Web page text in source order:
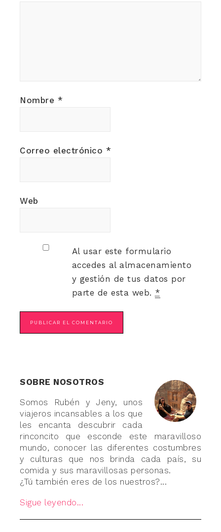
Nombre *
Correo electrónico *
Web
Al usar este formulario
accedes al almacenamiento
y gestión de tus datos por
parte de esta web. *
SOBRE NOSOTROS
Somos Rubén y Jeny, unos
viajeros incansables a los que
les encanta descubrir cada
rinconcito que esconde este maravilloso
mundo, conocer las diferentes costumbres
y culturas que nos brinda cada país, su
comida y sus maravillosas personas.
¿Tú también eres de los nuestros?...
Sigue leyendo...